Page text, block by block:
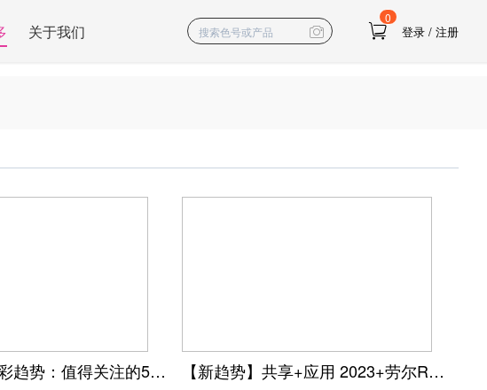
关于我们
0
登录 / 注册
2024年春夏色彩趋势：值得关注的5种纺织服装关键色彩 【新趋势】共享+应用 2023+劳尔RAL颜色趋势体验发布